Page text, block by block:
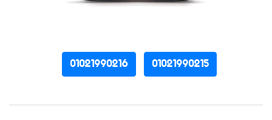
01021990215
01021990216